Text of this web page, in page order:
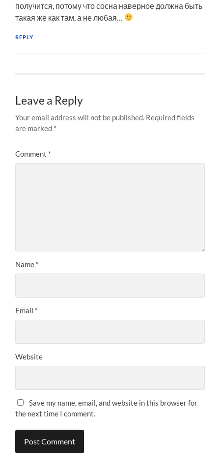
получится, потому что сосна наверное должна быть
такая же как там, а не любая…
REPLY
Leave a Reply
Your email address will not be published. Required fields
are marked *
Comment *
Name *
Email *
Website
Save my name, email, and website in this browser for
the next time I comment.